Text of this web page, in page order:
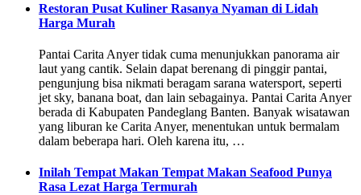
Restoran Pusat Kuliner Rasanya Nyaman di Lidah
Harga Murah
Pantai Carita Anyer tidak cuma menunjukkan panorama air
laut yang cantik. Selain dapat berenang di pinggir pantai,
pengunjung bisa nikmati beragam sarana watersport, seperti
jet sky, banana boat, dan lain sebagainya. Pantai Carita Anyer
berada di Kabupaten Pandeglang Banten. Banyak wisatawan
yang liburan ke Carita Anyer, menentukan untuk bermalam
dalam beberapa hari. Oleh karena itu, …
Inilah Tempat Makan Tempat Makan Seafood Punya
Rasa Lezat Harga Termurah